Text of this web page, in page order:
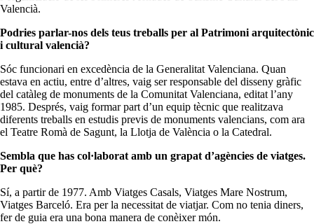
Valencià.
Podries parlar-nos dels teus treballs per al Patrimoni arquitectònic
i cultural valencià?
Sóc funcionari en excedència de la Generalitat Valenciana. Quan
estava en actiu, entre d’altres, vaig ser responsable del disseny gràfic
del catàleg de monuments de la Comunitat Valenciana, editat l’any
1985. Després, vaig formar part d’un equip tècnic que realitzava
diferents treballs en estudis previs de monuments valencians, com ara
el Teatre Romà de Sagunt, la Llotja de València o la Catedral.
Sembla que has col·laborat amb un grapat d’agències de viatges.
Per què?
Sí, a partir de 1977. Amb Viatges Casals, Viatges Mare Nostrum,
Viatges Barceló. Era per la necessitat de viatjar. Com no tenia diners,
fer de guia era una bona manera de conèixer món.